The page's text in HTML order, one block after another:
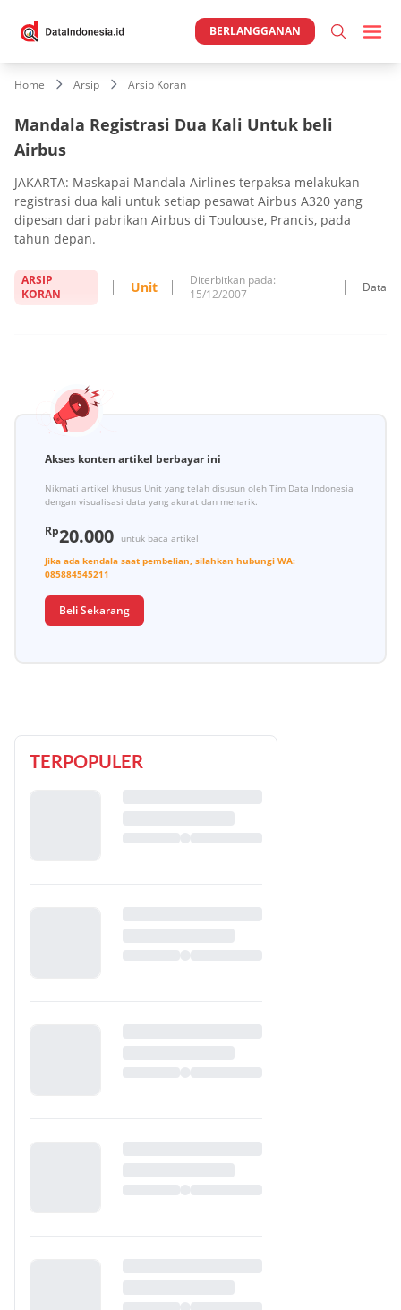
BERLANGGANAN
Home Arsip Arsip Koran
Mandala Registrasi Dua Kali Untuk beli
Airbus
JAKARTA: Maskapai Mandala Airlines terpaksa melakukan
registrasi dua kali untuk setiap pesawat Airbus A320 yang
dipesan dari pabrikan Airbus di Toulouse, Prancis, pada
tahun depan.
ARSIP
KORAN
Unit
Diterbitkan pada:
15/12/2007
Data
Akses konten artikel berbayar ini
Nikmati artikel khusus Unit yang telah disusun oleh Tim Data Indonesia
dengan visualisasi data yang akurat dan menarik.
Rp20.000
untuk baca artikel
Jika ada kendala saat pembelian, silahkan hubungi WA:
085884545211
Beli Sekarang
TERPOPULER